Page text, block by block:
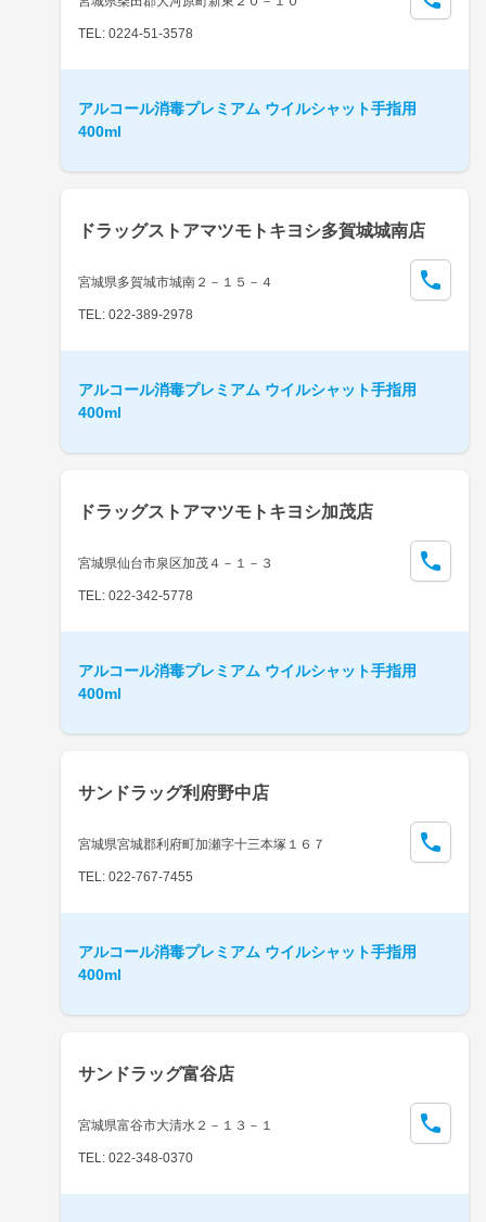
TEL: 0224-51-3578
アルコール消毒プレミアム ウイルシャット手指用
400ml
ドラッグストアマツモトキヨシ多賀城城南店
宮城県多賀城市城南２－１５－４
TEL: 022-389-2978
アルコール消毒プレミアム ウイルシャット手指用
400ml
ドラッグストアマツモトキヨシ加茂店
宮城県仙台市泉区加茂４－１－３
TEL: 022-342-5778
アルコール消毒プレミアム ウイルシャット手指用
400ml
サンドラッグ利府野中店
宮城県宮城郡利府町加瀬字十三本塚１６７
TEL: 022-767-7455
アルコール消毒プレミアム ウイルシャット手指用
400ml
サンドラッグ富谷店
宮城県富谷市大清水２－１３－１
TEL: 022-348-0370